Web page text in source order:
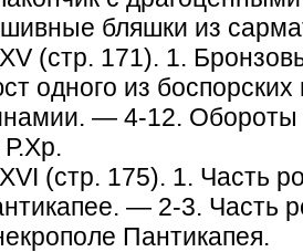
бляшки из
(стр. 171). 1.
одного из
— 4-12. Обороты
Р.Хр.
(стр. 175). 1. Часть
— 2-3. Часть
Пантикапея.